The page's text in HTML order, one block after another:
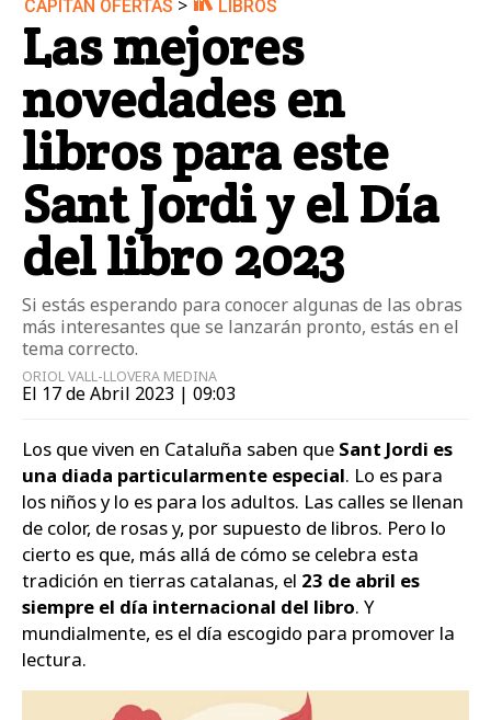
CAPITÁN OFERTAS > LIBROS
Las mejores
novedades en
libros para este
Sant Jordi y el Día
del libro 2023
Si estás esperando para conocer algunas de las obras
más interesantes que se lanzarán pronto, estás en el
tema correcto.
ORIOL VALL-LLOVERA MEDINA
El 17 de Abril 2023 | 09:03
Los que viven en Cataluña saben que Sant Jordi es
una diada particularmente especial. Lo es para
los niños y lo es para los adultos. Las calles se llenan
de color, de rosas y, por supuesto de libros. Pero lo
cierto es que, más allá de cómo se celebra esta
tradición en tierras catalanas, el 23 de abril es
siempre el día internacional del libro. Y
mundialmente, es el día escogido para promover la
lectura.